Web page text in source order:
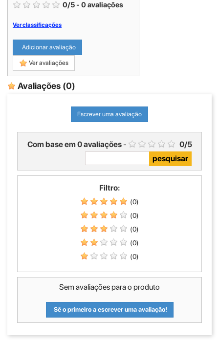
0/5 - 0 avaliações
Ver classificações
Adicionar avaliação
Ver avaliações
Avaliações (0)
Escrever uma avaliação
Com base em 0avaliações- 0/5
Filtro:
(0)
(0)
(0)
(0)
(0)
Sem avaliações para o produto
Sê o primeiro a escrever uma avaliação!